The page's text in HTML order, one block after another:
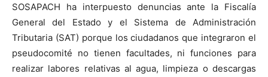
SOSAPACH ha interpuesto denuncias ante la Fiscalía
General del Estado y el Sistema de Administración
Tributaria (SAT) porque los ciudadanos que integraron el
pseudocomité no tienen facultades, ni funciones para
realizar labores relativas al agua, limpieza o descargas